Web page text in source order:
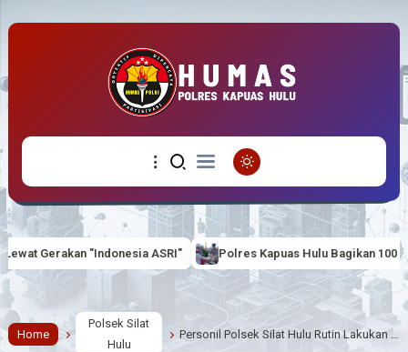
ASRI" Polres Kapuas Hulu Bagikan 100 Bendera Merah Putih
Home
Polsek Silat
Hulu